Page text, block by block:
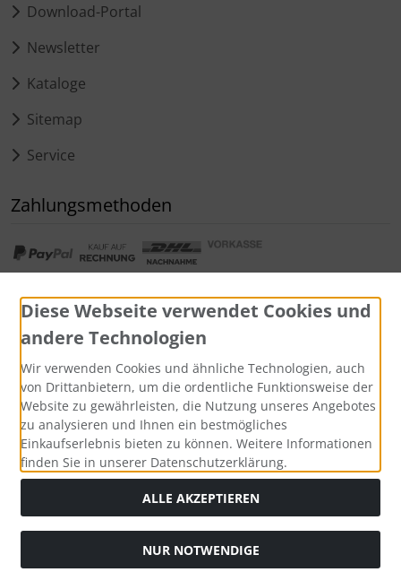
Download-Portal
Newsletter
Kataloge
Sitemap
Service
Zahlungsmethoden
Alle Preise inkl. gesetzl. MwSt. zzgl.Versandkosten
durchgestrichenen Preise entsprechen dem bisherigen Preis
Diese Webseite verwendet Cookies und
andere Technologien
Wir verwenden Cookies und ähnliche Technologien, auch
von Drittanbietern, um die ordentliche Funktionsweise der
Website zu gewährleisten, die Nutzung unseres Angebotes
zu analysieren und Ihnen ein bestmögliches
Einkaufserlebnis bieten zu können. Weitere Informationen
finden Sie in unserer Datenschutzerklärung.
ALLE AKZEPTIEREN
NUR NOTWENDIGE